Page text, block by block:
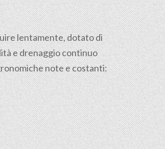
lentamente, dotato di
e drenaggio continuo
note e costanti: